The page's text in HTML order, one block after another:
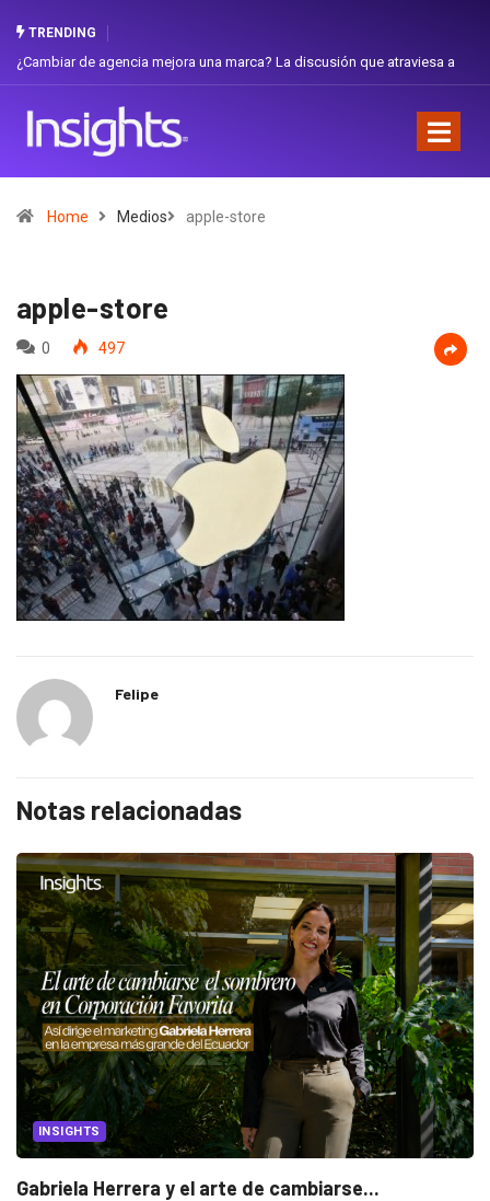
TRENDING
de agencia mejora una marca? La discusión que atraviesa a
Gabriela
Home Medios apple-store
apple-store
0 497
Felipe
Notas relacionadas
INSIGHTS
Gabriela Herrera y el arte de cambiarse...